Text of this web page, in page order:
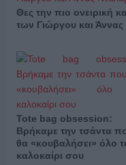
Θες την πιο ονειρική
των Γιώργου και
Tote bag obsession:
Βρήκαμε την τσάντα
θα «κουβαλήσει» όλο
καλοκαίρι σου